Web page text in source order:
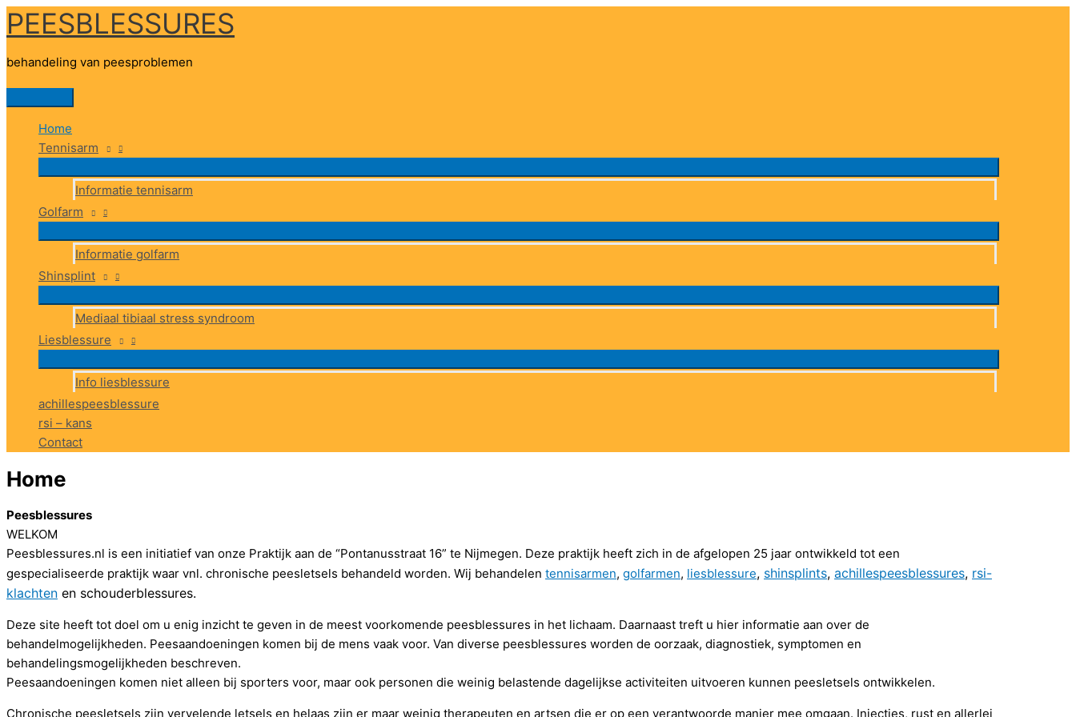
Ga
naar
inhoud
PEESBLESSURES
behandeling van peesproblemen
Hoofdmenu
Home
Tennisarm
Informatie tennisarm
Golfarm
Informatie golfarm
Shinsplint
Mediaal tibiaal stress syndroom
Liesblessure
Info liesblessure
achillespeesblessure
rsi – kans
Contact
Home
Peesblessures
WELKOM
Peesblessures.nl is een initiatief van onze Praktijk aan de “Pontanusstraat 16” te Nijmegen. Deze praktijk heeft zich in de afgelopen 25 jaar ontwikkeld tot een
gespecialiseerde praktijk waar vnl. chronische peesletsels behandeld worden. Wij behandelen tennisarmen, golfarmen, liesblessure, shinsplints, achillespeesblessures, rsi-
klachten en schouderblessures.
Deze site heeft tot doel om u enig inzicht te geven in de meest voorkomende peesblessures in het lichaam. Daarnaast treft u hier informatie aan over de
behandelmogelijkheden. Peesaandoeningen komen bij de mens vaak voor. Van diverse peesblessures worden de oorzaak, diagnostiek, symptomen en
behandelingsmogelijkheden beschreven.
Peesaandoeningen komen niet alleen bij sporters voor, maar ook personen die weinig belastende dagelijkse activiteiten uitvoeren kunnen peesletsels ontwikkelen.
Chronische peesletsels zijn vervelende letsels en helaas zijn er maar weinig therapeuten en artsen die er op een verantwoorde manier mee omgaan. Injecties, rust en allerlei